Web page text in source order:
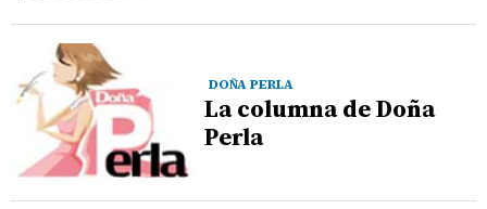
DOÑA PERLA
La columna de Doña
Perla